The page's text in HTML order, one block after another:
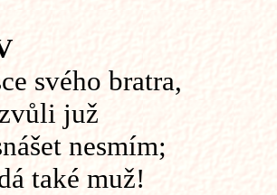
svého bratra,
juž
nesmím;
také muž!